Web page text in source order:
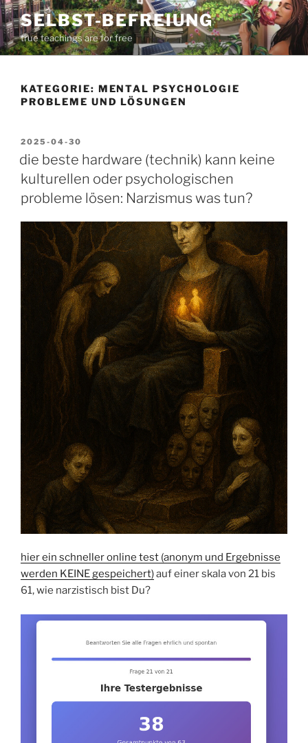
Zum
Inhalt
springen
SELBST-BEFREIUNG
true teachings are for free
KATEGORIE: MENTAL PSYCHOLOGIE
PROBLEME UND LÖSUNGEN
VERÖFFENTLICHT
AM
2025-04-30
die beste hardware (technik) kann keine
kulturellen oder psychologischen
probleme lösen: Narzismus was tun?
hier ein schneller online test (anonym und Ergebnisse
werden KEINE gespeichert)auf einer skala von 21 bis
61, wie narzistisch bist Du?